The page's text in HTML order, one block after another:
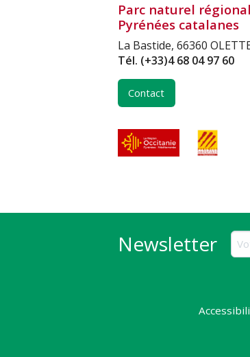
Parc naturel
Pyrénées catalanes
La Bastide, 66360
Tél. (+33)4 68 04 97 60
Contact
Newsletter